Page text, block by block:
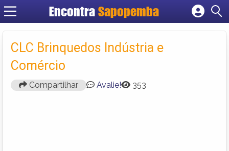
Encontra Sapopemba
Cadastrar empresa
Criar conta
CLC Brinquedos Indústria e
Comércio
Compartilhar Avalie! 353